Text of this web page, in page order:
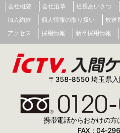
会社概要 会社沿革 社長あいさつ
加入約款
個人情報の取り扱い 放送
アクセス
採用情報 新卒採用情報
〒358-8550 埼玉県
携帯電話からおかけの
FAX：04-